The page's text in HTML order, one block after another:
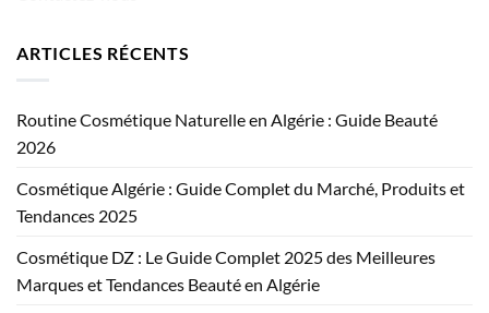
ARTICLES RÉCENTS
Routine Cosmétique Naturelle en Algérie : Guide Beauté
2026
Cosmétique Algérie : Guide Complet du Marché, Produits et
Tendances 2025
Cosmétique DZ : Le Guide Complet 2025 des Meilleures
Marques et Tendances Beauté en Algérie